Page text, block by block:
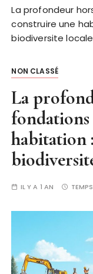
La profondeur
construire une
biodiversite
NON CLASSÉ
La
habitation
IL Y A 1 AN